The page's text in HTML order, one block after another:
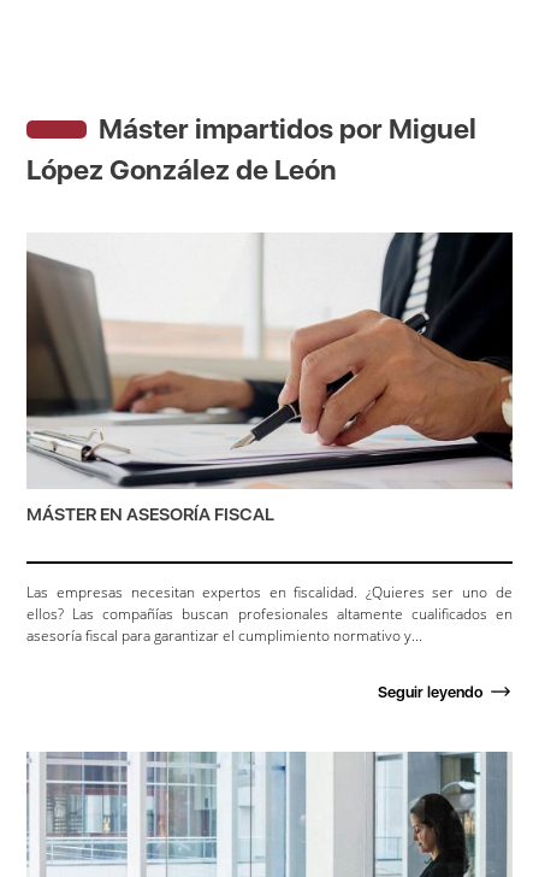
Máster impartidos por Miguel
López González de León
MÁSTER EN ASESORÍA FISCAL
Las empresas necesitan expertos en fiscalidad. ¿Quieres ser uno de
ellos? Las compañías buscan profesionales altamente cualificados en
asesoría fiscal para garantizar el cumplimiento normativo y...
Seguir leyendo